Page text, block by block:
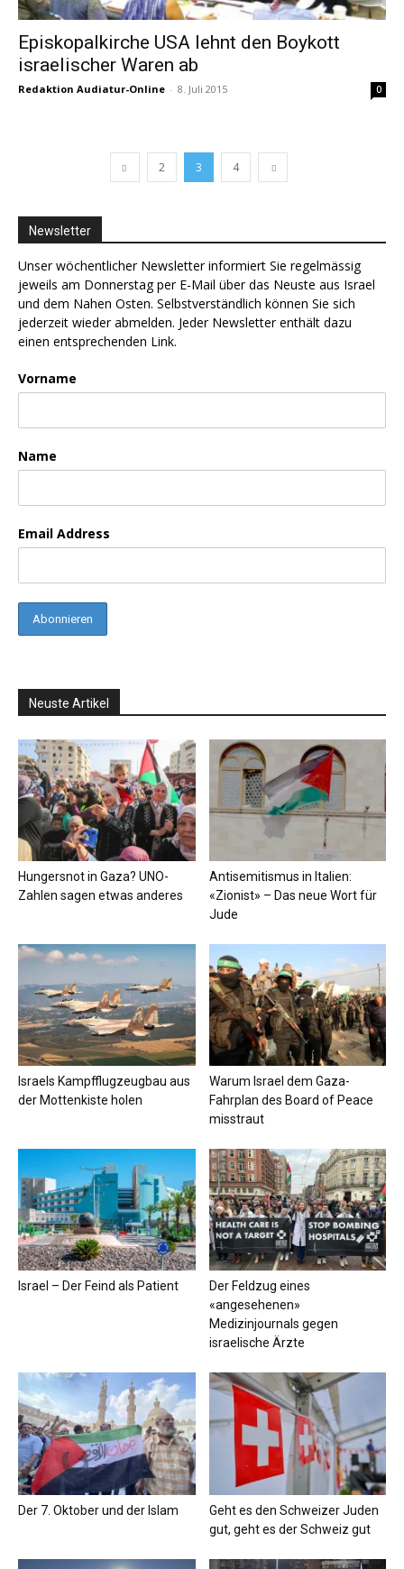
Episkopalkirche USA lehnt den Boykott
israelischer Waren ab
Redaktion Audiatur-Online - 8. Juli 2015 0
2 3 4
Newsletter
Unser wöchentlicher Newsletter informiert Sie regelmässig
jeweils am Donnerstag per E-Mail über das Neuste aus Israel
und dem Nahen Osten. Selbstverständlich können Sie sich
jederzeit wieder abmelden. Jeder Newsletter enthält dazu
einen entsprechenden Link.
Vorname
Name
Email Address
Neuste Artikel
Hungersnot in Gaza? UNO-
Zahlen sagen etwas anderes
Antisemitismus in Italien:
«Zionist» – Das neue Wort für
Jude
Israels Kampfflugzeugbau aus
der Mottenkiste holen
Warum Israel dem Gaza-
Fahrplan des Board of Peace
misstraut
Israel – Der Feind als Patient
Der Feldzug eines
«angesehenen»
Medizinjournals gegen
israelische Ärzte
Der 7. Oktober und der Islam
Geht es den Schweizer Juden
gut, geht es der Schweiz gut